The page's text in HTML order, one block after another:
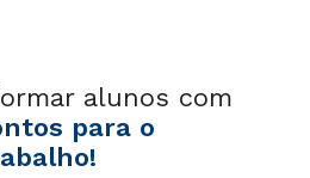
alunos com
para o